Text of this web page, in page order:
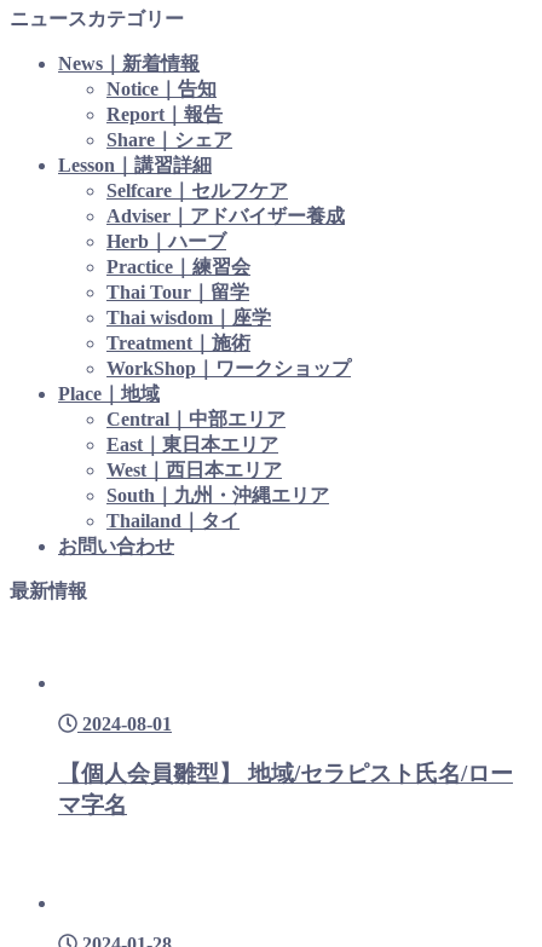
ニュースカテゴリー
News｜新着情報
Notice｜告知
Report｜報告
Share｜シェア
Lesson｜講習詳細
Selfcare｜セルフケア
Adviser｜アドバイザー養成
Herb｜ハーブ
Practice｜練習会
Thai Tour｜留学
Thai wisdom｜座学
Treatment｜施術
WorkShop｜ワークショップ
Place｜地域
Central｜中部エリア
East｜東日本エリア
West｜西日本エリア
South｜九州・沖縄エリア
Thailand｜タイ
お問い合わせ
最新情報
2024-08-01
【個人会員雛型】 地域/セラピスト氏名/ロー
マ字名